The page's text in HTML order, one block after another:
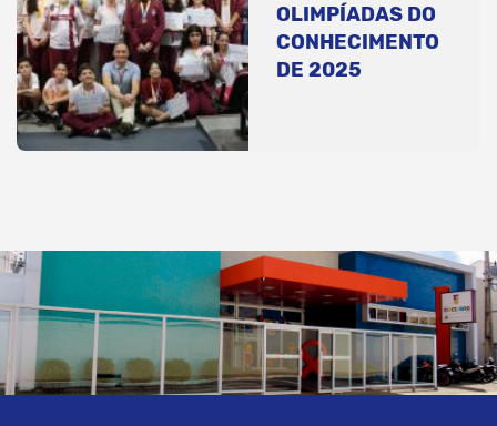
OLIMPÍADAS DO
CONHECIMENTO
DE 2025